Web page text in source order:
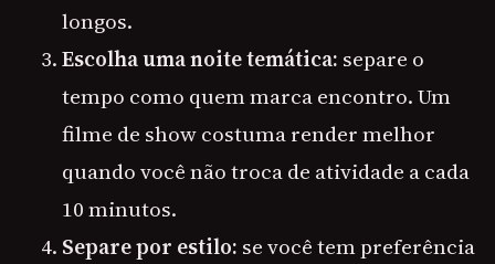
longos.
Escolha uma noite temática: separe o
tempo como quem marca encontro. Um
filme de show costuma render melhor
quando você não troca de atividade a cada
10 minutos.
Separe por estilo: se você tem preferência